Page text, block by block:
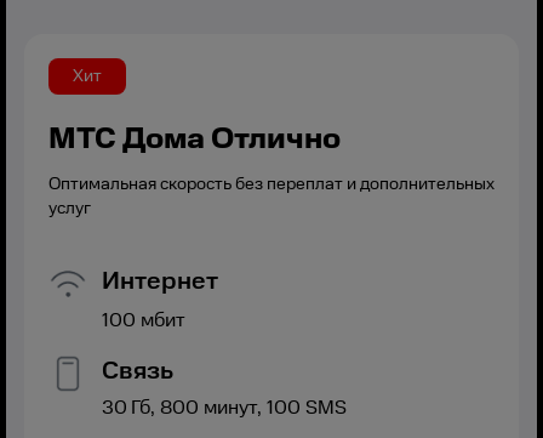
Хит
МТС Дома Отлично
Оптимальная скорость без переплат и дополнительных
услуг
Интернет
100 мбит
Связь
30 Гб, 800 минут, 100 SMS